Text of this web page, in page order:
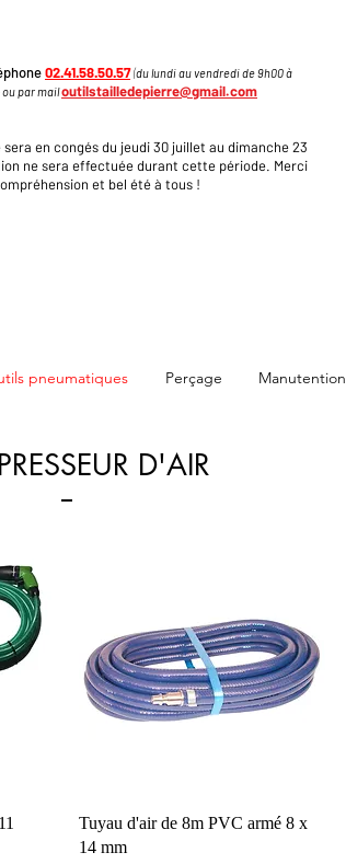
02.41.58.50.57 (du lundi au vendredi de 9h00 à
ou par mailoutilstailledepierre@gmail.com
en congés du jeudi 30 juillet au dimanche 23
ne sera effectuée durant cette période. Merci
et bel été à tous !
pneumatiques Perçage Manutention
D'AIR
Aperçu rapide
Tuyau d'air de 8m PVC armé 8 x
14 mm